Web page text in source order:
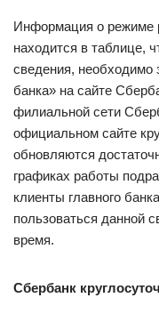
Информация о режиме
находится в таблице,
сведения, необходимо
банка» на сайте
филиальной сети
официальном сайте
обновляются
графиках работы
клиенты главного
пользоваться данной
время.
Сбербанк